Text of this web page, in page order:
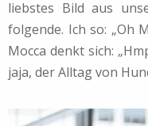
liebstes Bild aus
folgende. Ich so: „Oh
Mocca denkt sich:
jaja, der Alltag von